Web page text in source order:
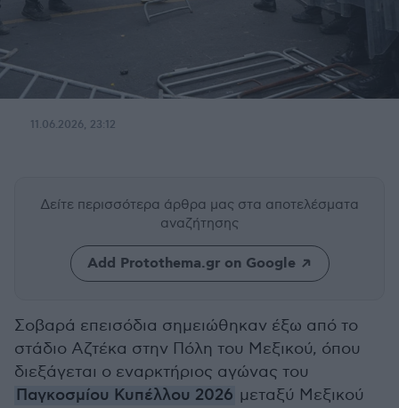
11.06.2026, 23:12
Δείτε περισσότερα άρθρα μας στα αποτελέσματα
αναζήτησης
Add Protothema.gr on Google
Σοβαρά επεισόδια σημειώθηκαν έξω από το
στάδιο Αζτέκα στην Πόλη του Μεξικού, όπου
διεξάγεται ο εναρκτήριος αγώνας του
Παγκοσμίου Κυπέλλου 2026 μεταξύ Μεξικού